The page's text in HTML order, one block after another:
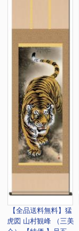
【全品送料無料】 猛
虎図 山村観峰 （三美